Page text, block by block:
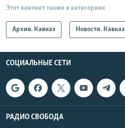
Этот контент также в категориях
Архив. Кавказ Новости. Кавказ
СОЦИАЛЬНЫЕ СЕТИ
РАДИО СВОБОДА